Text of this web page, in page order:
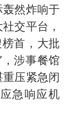
将加强
了
央视新主播李秋莹孙亚鹏亮相
情侣在平潭拍日出时坠崖致一死一伤
中国赛16强
然炸响于
交平台，
首，大批
涉事餐馆
压紧急闭
急响应机